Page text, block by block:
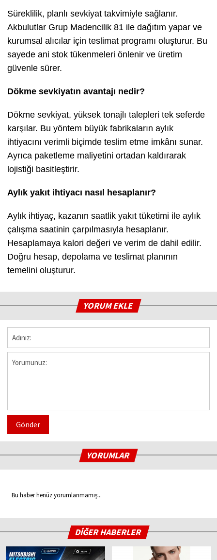
Süreklilik, planlı sevkiyat takvimiyle sağlanır.
Akbulutlar Grup Madencilik 81 ile dağıtım yapar ve
kurumsal alıcılar için teslimat programı oluşturur. Bu
sayede ani stok tükenmeleri önlenir ve üretim
güvenle sürer.
Dökme sevkiyatın avantajı nedir?
Dökme sevkiyat, yüksek tonajlı talepleri tek seferde
karşılar. Bu yöntem büyük fabrikaların aylık
ihtiyacını verimli biçimde teslim etme imkânı sunar.
Ayrıca paketleme maliyetini ortadan kaldırarak
lojistiği basitleştirir.
Aylık yakıt ihtiyacı nasıl hesaplanır?
Aylık ihtiyaç, kazanın saatlik yakıt tüketimi ile aylık
çalışma saatinin çarpılmasıyla hesaplanır.
Hesaplamaya kalori değeri ve verim de dahil edilir.
Doğru hesap, depolama ve teslimat planının
temelini oluşturur.
YORUM EKLE
Gönder
YORUMLAR
Bu haber henüz yorumlanmamış...
DİĞER HABERLER